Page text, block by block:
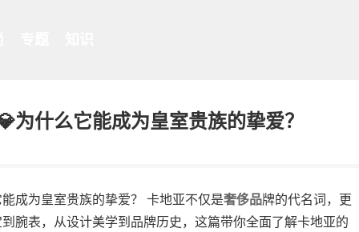
为什么它能成为皇室贵族的挚爱？
成为皇室贵族的挚爱？ 卡地亚不仅是奢侈品牌的代名词，更
腕表，从设计美学到品牌历史，这篇带你全面了解卡地亚的